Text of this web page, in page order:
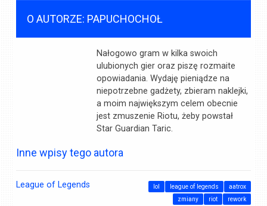
O AUTORZE: PAPUCHOCHOŁ
Nałogowo gram w kilka swoich
ulubionych gier oraz piszę rozmaite
opowiadania. Wydaję pieniądze na
niepotrzebne gadżety, zbieram naklejki,
a moim największym celem obecnie
jest zmuszenie Riotu, żeby powstał
Star Guardian Taric.
Inne wpisy tego autora
League of Legends aatrox
league of legends
lol
rework
riot
zmiany